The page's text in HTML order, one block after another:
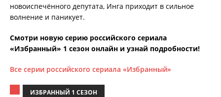
новоиспечённого депутата, Инга приходит в сильное
волнение и паникует.
Смотри новую серию российского сериала
«Избранный» 1 сезон онлайн и узнай подробности!
Все серии российского сериала «Избранный»
ИЗБРАННЫЙ 1 СЕЗОН